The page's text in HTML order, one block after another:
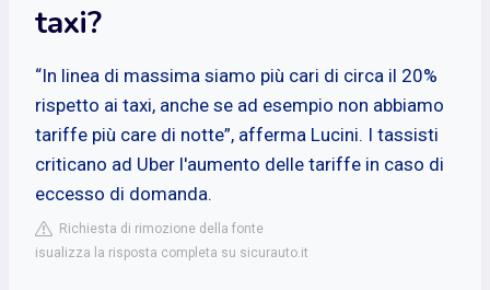
taxi?
“In linea di massima siamo più cari di circa il 20%
rispetto ai taxi, anche se ad esempio non abbiamo
tariffe più care di notte”, afferma Lucini. I tassisti
criticano ad Uber l'aumento delle tariffe in caso di
eccesso di domanda.
Richiesta di rimozione della fonte
isualizza la risposta completa su sicurauto.it